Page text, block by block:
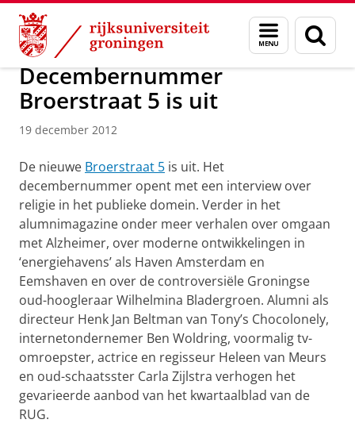
Skip
Content
Skip
Navigation
Menu
en
zoeken
Over ons Actueel Nieuws Nieuwsberichten
Decembernummer
Broerstraat 5 is uit
19 december 2012
De nieuwe Broerstraat 5 is uit. Het
decembernummer opent met een interview over
religie in het publieke domein. Verder in het
alumnimagazine onder meer verhalen over omgaan
met Alzheimer, over moderne ontwikkelingen in
‘energiehavens’ als Haven Amsterdam en
Eemshaven en over de controversiële Groningse
oud-hoogleraar Wilhelmina Bladergroen. Alumni als
directeur Henk Jan Beltman van Tony’s Chocolonely,
internetondernemer Ben Woldring, voormalig tv-
omroepster, actrice en regisseur Heleen van Meurs
en oud-schaatsster Carla Zijlstra verhogen het
gevarieerde aanbod van het kwartaalblad van de
RUG.